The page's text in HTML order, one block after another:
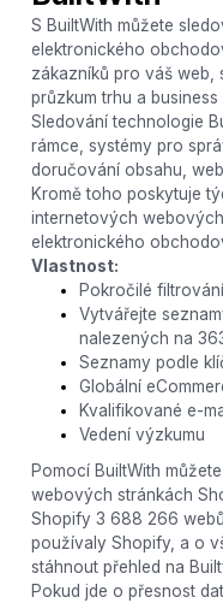
S BuiltWith můžete
elektronického
zákazníků pro váš web,
průzkum trhu a business
Sledování technologie
rámce, systémy pro
doručování obsahu,
Kromě toho poskytuje
internetových
elektronického
Vlastnost:
Pokročilé
Vytvářejte
nalezených na
Seznamy podle
Globální
Kvalifikované e-
Vedení výzkumu
Pomocí BuiltWith
webových stránkách
Shopify 3 688 266
používaly Shopify, a o
stáhnout přehled na
Pokud jde o přesnost